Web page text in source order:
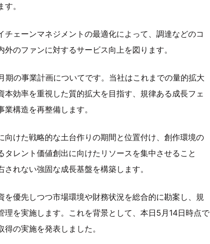
。
チェーンマネジメントの最適化によって、調達などのコ
外のファンに対するサービス向上を図ります。
期の事業計画についてです。当社はこれまでの量的拡大
本効率を重視した質的拡大を目指す、規律ある成長フェ
構造を再整備します。
向けた戦略的な土台作りの期間と位置付け、創作環境の
タレント価値創出に向けたリソースを集中させること
されない強固な成長基盤を構築します。
を優先しつつ市場環境や財務状況を総合的に勘案し、規
理を実施します。これを背景として、本日5月14日時点で
の実施を発表しました。